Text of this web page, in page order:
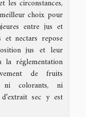
les circonstances,
choix pour
entre jus et
nectars repose
jus et leur
réglementation
de fruits
ni colorants, ni
sec y est